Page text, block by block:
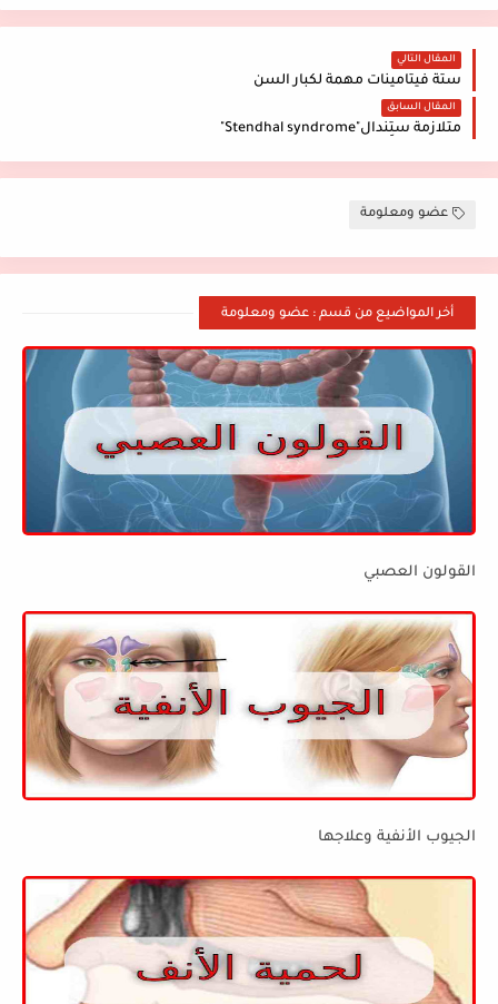
المقال التالي
ستة فيتامينات مهمة لكبار السن
المقال السابق
متلازمة ستِندال"Stendhal syndrome"
عضو ومعلومة
أخر المواضيع من قسم : عضو ومعلومة
القولون العصبي
الجيوب الأنفية وعلاجها